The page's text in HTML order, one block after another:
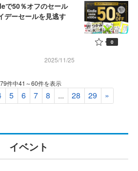
で50％オフのセール
デーセールを見逃す
2025/11/25
0
件中41～60件を表示
5 6 7 8 ... 28 29 »
イベント